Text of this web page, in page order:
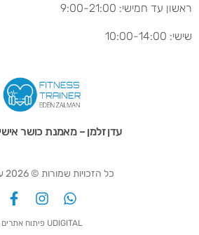
עדן זלמן – מאמנת כושר
ראשון עד חמישי: 9:00-21:00
שישי: 10:00-14:00
כל הזכויות שמורות © 2026 עדן זלמן
UDIGITAL פיתוח אתרים